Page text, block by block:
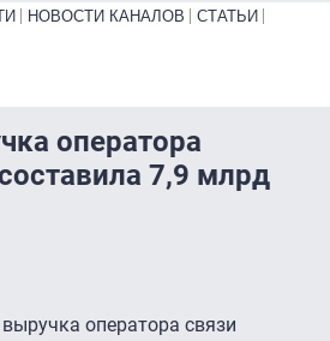
НОВОСТИ КАНАЛОВ
СТАТЬИ
оператора
7,9 млрд
оператора связи